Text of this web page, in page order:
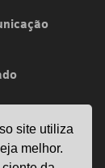
site utiliza
melhor.